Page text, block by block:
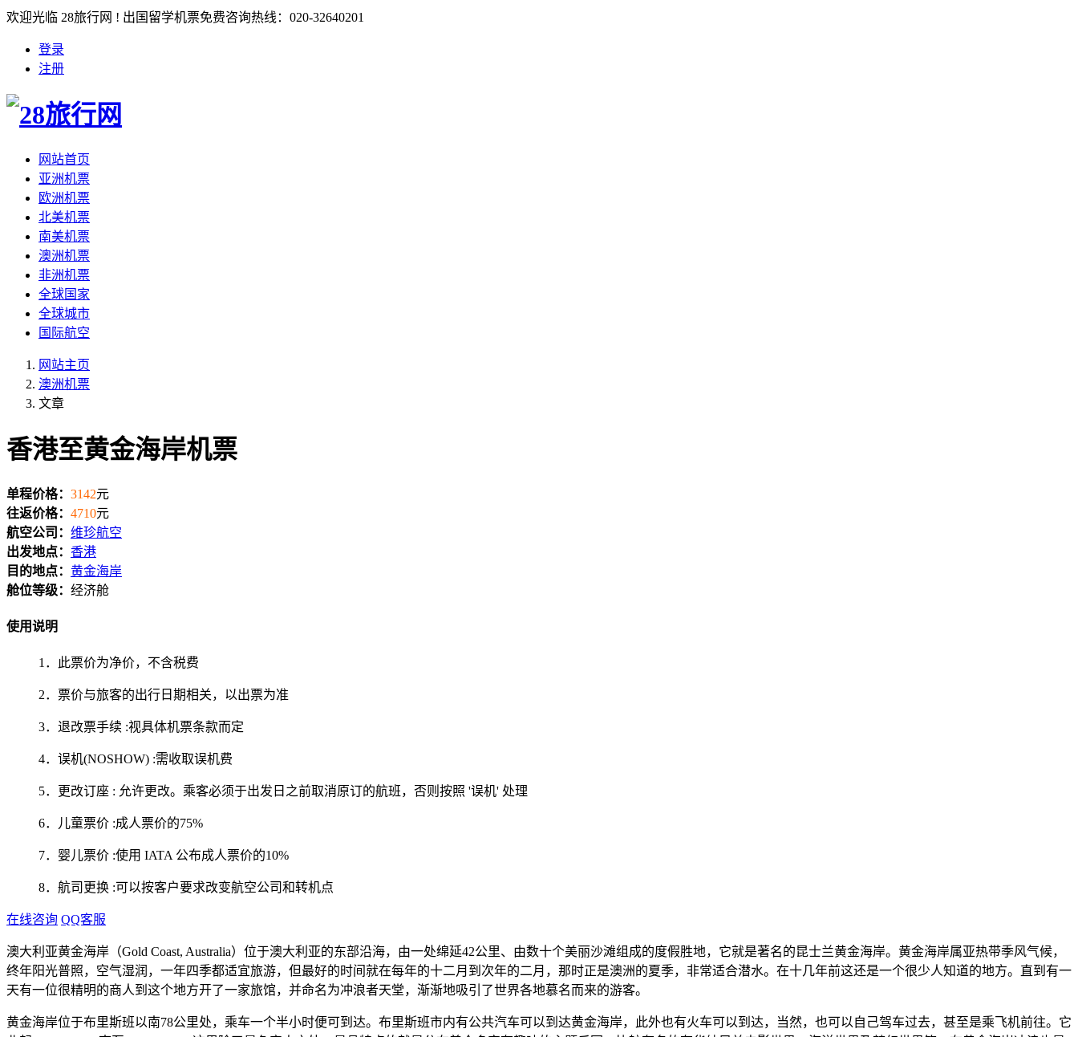
欢迎光临 28旅行网 ! 出国留学机票免费咨询热线：020-32640201
登录
注册
网站首页
亚洲机票
欧洲机票
北美机票
南美机票
澳洲机票
非洲机票
全球国家
全球城市
国际航空
网站主页
澳洲机票
文章
香港至黄金海岸机票
单程价格： 3142元
往返价格： 4710元
航空公司： 维珍航空
出发地点： 香港
目的地点： 黄金海岸
舱位等级： 经济舱
使用说明
1．此票价为净价，不含税费
2．票价与旅客的出行日期相关，以出票为准
3．退改票手续 :视具体机票条款而定
4．误机(NOSHOW) :需收取误机费
5．更改订座 : 允许更改。乘客必须于出发日之前取消原订的航班，否则按照 '误机' 处理
6．儿童票价 :成人票价的75%
7．婴儿票价 :使用 IATA 公布成人票价的10%
8．航司更换 :可以按客户要求改变航空公司和转机点
在线咨询 QQ客服
澳大利亚黄金海岸（Gold Coast, Australia）位于澳大利亚的东部沿海，由一处绵延42公里、由数十个美丽沙滩组成的度假胜地，它就是著名的昆士兰黄金海岸。黄金海岸属亚热带季风气候，
终年阳光普照，空气湿润，一年四季都适宜旅游，但最好的时间就在每年的十二月到次年的二月，那时正是澳洲的夏季，非常适合潜水。在十几年前这还是一个很少人知道的地方。直到有一
天有一位很精明的商人到这个地方开了一家旅馆，并命名为冲浪者天堂，渐渐地吸引了世界各地慕名而来的游客。
黄金海岸位于布里斯班以南78公里处，乘车一个半小时便可到达。布里斯班市内有公共汽车可以到达黄金海岸，此外也有火车可以到达，当然，也可以自己驾车过去，甚至是乘飞机前往。它